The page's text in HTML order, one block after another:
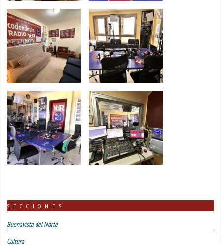
SECCIONES
Buenavista del Norte
Cultura